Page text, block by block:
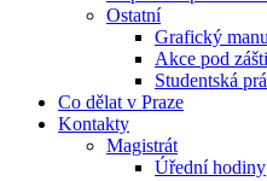
Ostatní
Grafický
Akce pod
Studentská
Co dělat v Praze
Kontakty
Magistrát
Úřední hodiny